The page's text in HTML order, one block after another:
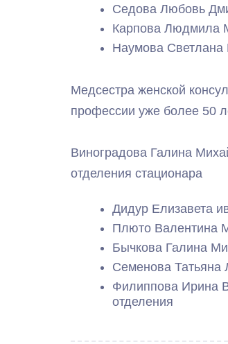
Седова Любовь
Карпова Людмила
Наумова Светлана
Медсестра женской
профессии уже более 50
Виноградова Галина
отделения стационара
Дидур Елизавета
Плюто Валентина
Бычкова Галина
Семенова Татьяна
Филиппова Ирина
отделения